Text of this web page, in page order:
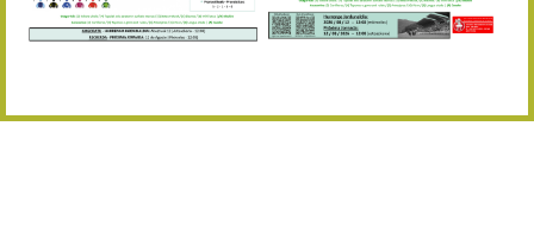
15/08 17:05 Abuztuaren 15a / 15 de
30/08 17:30 Abuztuaren 30a / 30 de